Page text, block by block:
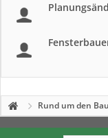
Rund um den Bau